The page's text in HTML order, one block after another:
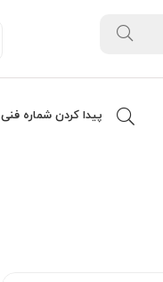
پیدا کردن شماره فنی